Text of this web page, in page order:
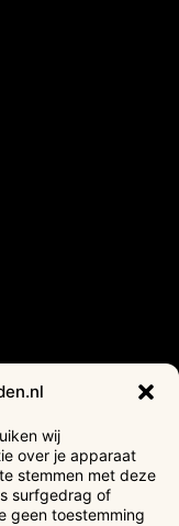
wij
over je apparaat
stemmen met deze
surfgedrag of
geen toestemming